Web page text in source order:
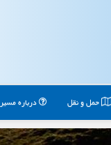
حمل و نقل درباره